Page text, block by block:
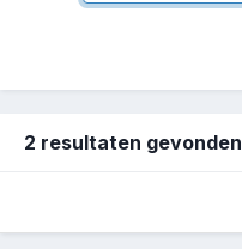
2 resultaten gevonden